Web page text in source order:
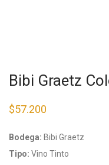
Bibi Graetz
$57.200
Bodega: Bibi Graetz
Tipo: Vino Tinto